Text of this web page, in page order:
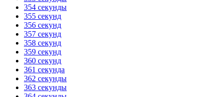
354 секунды
355 секунд
356 секунд
357 секунд
358 секунд
359 секунд
360 секунд
361 секунда
362 секунды
363 секунды